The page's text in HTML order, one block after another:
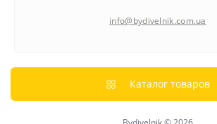
Политика конфиденциальности
info@bydivelnik.com.ua
Каталог товаров